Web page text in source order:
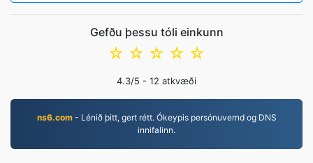
Gefðu þessu tóli einkunn
☆
☆
☆
☆
☆
4.3/5 - 12 atkvæði
ns6.com- Lénið þitt, gert rétt. Ókeypis persónuvernd og DNS
innifalinn.